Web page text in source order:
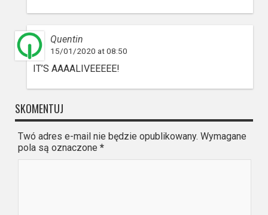
Quentin
15/01/2020 at 08:50
IT’S AAAALIVEEEEE!
SKOMENTUJ
Twó adres e-mail nie będzie opublikowany. Wymagane
pola są oznaczone *